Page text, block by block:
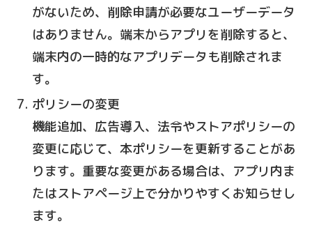
がないため、削除申請が必要なユーザーデータ
はありません。端末からアプリを削除すると、
端末内の一時的なアプリデータも削除されま
す。
ポリシーの変更
機能追加、広告導入、法令やストアポリシーの
変更に応じて、本ポリシーを更新することがあ
ります。重要な変更がある場合は、アプリ内ま
たはストアページ上で分かりやすくお知らせし
ます。